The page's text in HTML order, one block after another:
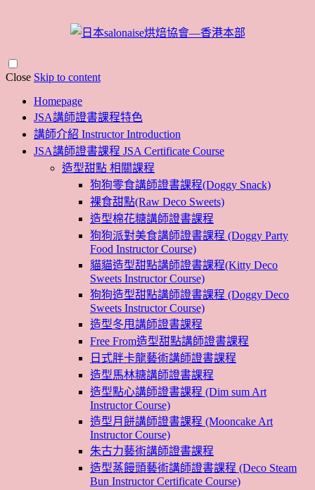
Close Skip to content
Homepage
JSA講師證書課程特色
講師介紹 Instructor Introduction
JSA講師證書課程 JSA Certificate Course
造型甜點 相關課程
狗狗零食講師證書課程(Doggy Snack)
裸食甜點(Raw Deco Sweets)
造型棉花糖講師證書課程
狗狗派對美食講師證書課程 (Doggy Party
Food Instructor Course)
貓貓造型甜點講師證書課程(Kitty Deco
Sweets Instructor Course)
狗狗造型甜點講師證書課程 (Doggy Deco
Sweets Instructor Course)
造型冬甩講師證書課程
Free From造型甜點講師證書課程
日式胖卡龍藝術講師證書課程
造型馬林糖講師證書課程
造型點心講師證書課程 (Dim sum Art
Instructor Course)
造型月餅講師證書課程 (Mooncake Art
Instructor Course)
朱古力藝術講師證書課程
造型蒸饅頭藝術講師證書課程 (Deco Steam
Bun Instructor Certificate Course)